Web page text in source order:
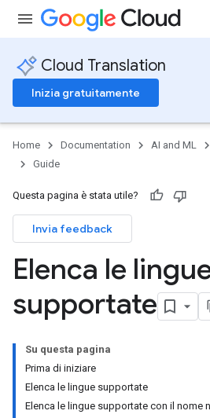
Cloud Translation
Inizia gratuitamente
Home Documentation AI and ML
Guide
Questa pagina è stata utile?
Invia feedback
Elenca le
supportate
Su questa pagina
Prima di iniziare
Elenca le lingue supportate
Elenca le lingue supportate con il nome